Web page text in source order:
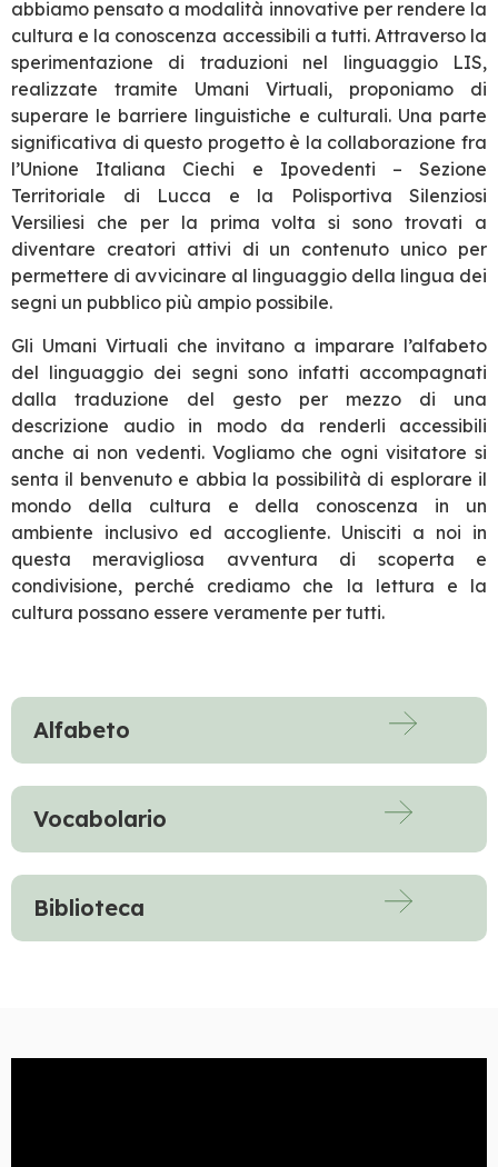
abbiamo pensato a modalità innovative per rendere la
cultura e la conoscenza accessibili a tutti. Attraverso la
sperimentazione di traduzioni nel linguaggio LIS,
realizzate tramite Umani Virtuali, proponiamo di
superare le barriere linguistiche e culturali. Una parte
significativa di questo progetto è la collaborazione fra
l’Unione Italiana Ciechi e Ipovedenti – Sezione
Territoriale di Lucca e la Polisportiva Silenziosi
Versiliesi che per la prima volta si sono trovati a
diventare creatori attivi di un contenuto unico per
permettere di avvicinare al linguaggio della lingua dei
segni un pubblico più ampio possibile.
Gli Umani Virtuali che invitano a imparare l’alfabeto
del linguaggio dei segni sono infatti accompagnati
dalla traduzione del gesto per mezzo di una
descrizione audio in modo da renderli accessibili
anche ai non vedenti. Vogliamo che ogni visitatore si
senta il benvenuto e abbia la possibilità di esplorare il
mondo della cultura e della conoscenza in un
ambiente inclusivo ed accogliente. Unisciti a noi in
questa meravigliosa avventura di scoperta e
condivisione, perché crediamo che la lettura e la
cultura possano essere veramente per tutti.
Alfabeto
Vocabolario
Biblioteca